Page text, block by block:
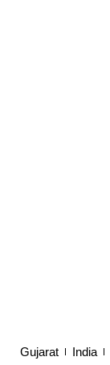
Gujarat India